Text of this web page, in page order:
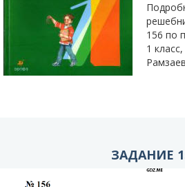
156 по
1
ЗАДАНИЕ